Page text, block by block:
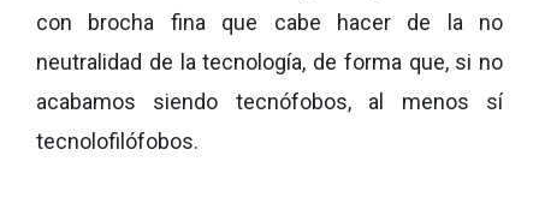
con brocha fina que cabe hacer de la no
neutralidad de la tecnología, de forma que, si no
acabamos siendo tecnófobos, al menos sí
tecnolofilófobos.